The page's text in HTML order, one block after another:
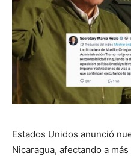
Estados Unidos anunció
Nicaragua, afectando a